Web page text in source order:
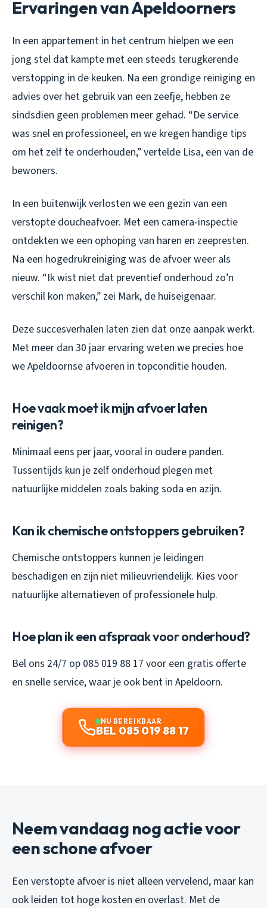
Ervaringen van Apeldoorners
In een appartement in het centrum hielpen we een
jong stel dat kampte met een steeds terugkerende
verstopping in de keuken. Na een grondige reiniging en
advies over het gebruik van een zeefje, hebben ze
sindsdien geen problemen meer gehad. “De service
was snel en professioneel, en we kregen handige tips
om het zelf te onderhouden,” vertelde Lisa, een van de
bewoners.
In een buitenwijk verlosten we een gezin van een
verstopte doucheafvoer. Met een camera-inspectie
ontdekten we een ophoping van haren en zeepresten.
Na een hogedrukreiniging was de afvoer weer als
nieuw. “Ik wist niet dat preventief onderhoud zo’n
verschil kon maken,” zei Mark, de huiseigenaar.
Deze succesverhalen laten zien dat onze aanpak werkt.
Met meer dan 30 jaar ervaring weten we precies hoe
we Apeldoornse afvoeren in topconditie houden.
Hoe vaak moet ik mijn afvoer laten
reinigen?
Minimaal eens per jaar, vooral in oudere panden.
Tussentijds kun je zelf onderhoud plegen met
natuurlijke middelen zoals baking soda en azijn.
Kan ik chemische ontstoppers gebruiken?
Chemische ontstoppers kunnen je leidingen
beschadigen en zijn niet milieuvriendelijk. Kies voor
natuurlijke alternatieven of professionele hulp.
Hoe plan ik een afspraak voor onderhoud?
Bel ons 24/7 op 085 019 88 17 voor een gratis offerte
en snelle service, waar je ook bent in Apeldoorn.
NU BEREIKBAAR
BEL 085 019 88 17
Neem vandaag nog actie voor
een schone afvoer
Een verstopte afvoer is niet alleen vervelend, maar kan
ook leiden tot hoge kosten en overlast. Met de